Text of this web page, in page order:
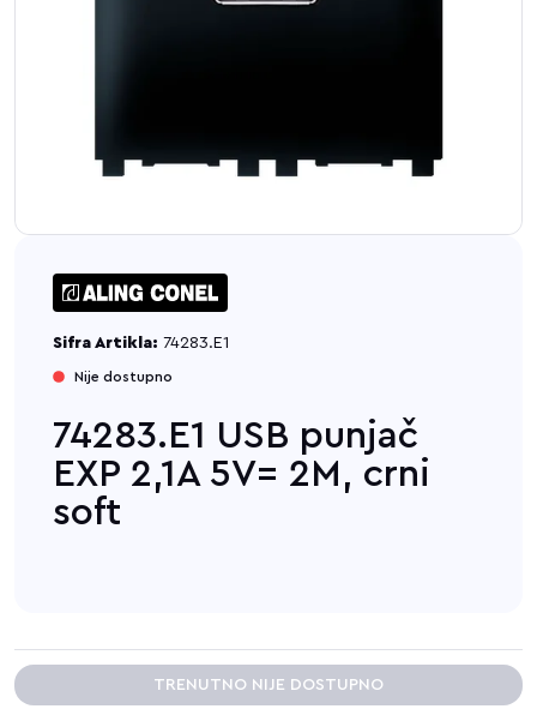
Sifra Artikla: 74283.E1
Nije dostupno
74283.E1 USB punjač
EXP 2,1A 5V= 2M, crni
soft
TRENUTNO NIJE DOSTUPNO